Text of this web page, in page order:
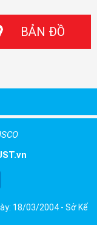
BẢN ĐỒ
18/03/2004 - Sở Kế